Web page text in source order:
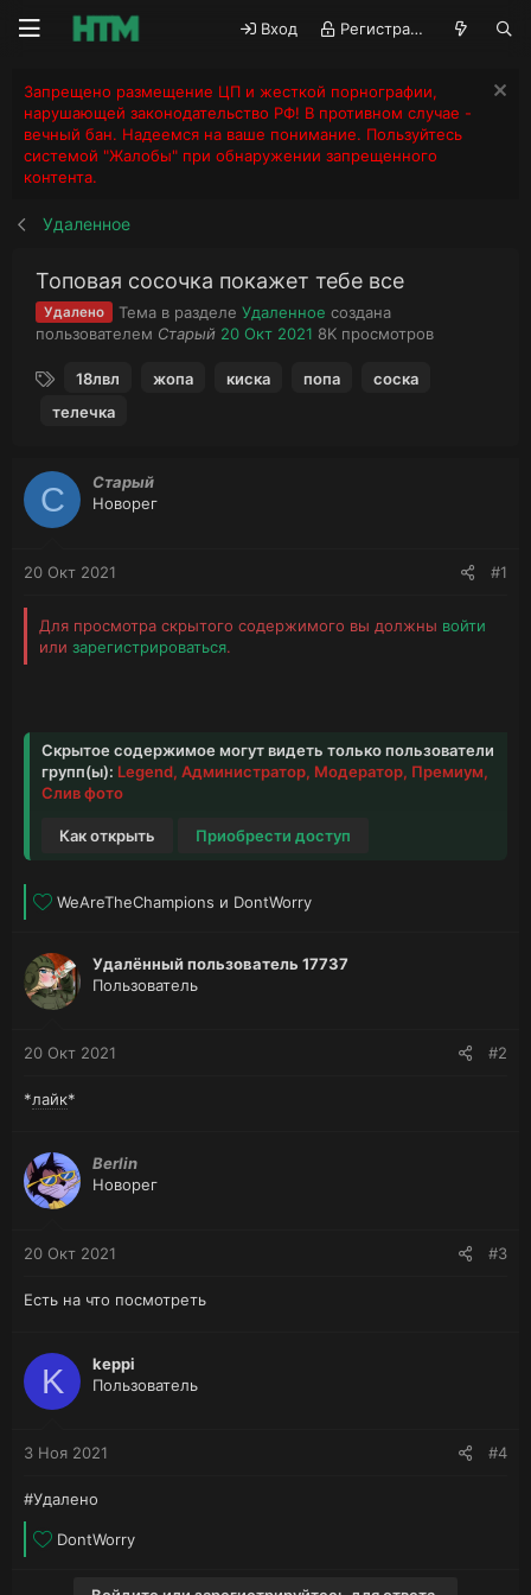
Вход Регистрация
Запрещено размещение ЦП и жесткой порнографии,
нарушающей законодательство РФ! В противном случае -
вечный бан. Надеемся на ваше понимание. Пользуйтесь
системой "Жалобы" при обнаружении запрещенного
контента.
Удаленное
Топовая сосочка покажет тебе все
Удалено Тема в разделе Удаленное создана
пользователем А
т
ы
Старый Д
т
20 Окт 2021 П
о
8K просмотров
г
18лвл жопа киска попа
соска
телечка
С
Старый
Новорег
20 Окт 2021 #1
Для просмотра скрытого содержимого вы должны войти
или зарегистрироваться.
Скрытое содержимое могут видеть только пользователи
групп(ы): Legend, Администратор, Модератор, Премиум,
Слив фото
Как открыть Приобрести доступ
Л
к
и
:
WeAreTheChampions и DontWorry
Удалённый пользователь 17737
Пользователь
20 Окт 2021 #2
*лайк*
Berlin
Новорег
20 Окт 2021 #3
Есть на что посмотреть
K
keppi
Пользователь
3 Ноя 2021 #4
#Удалено
Л
DontWorry